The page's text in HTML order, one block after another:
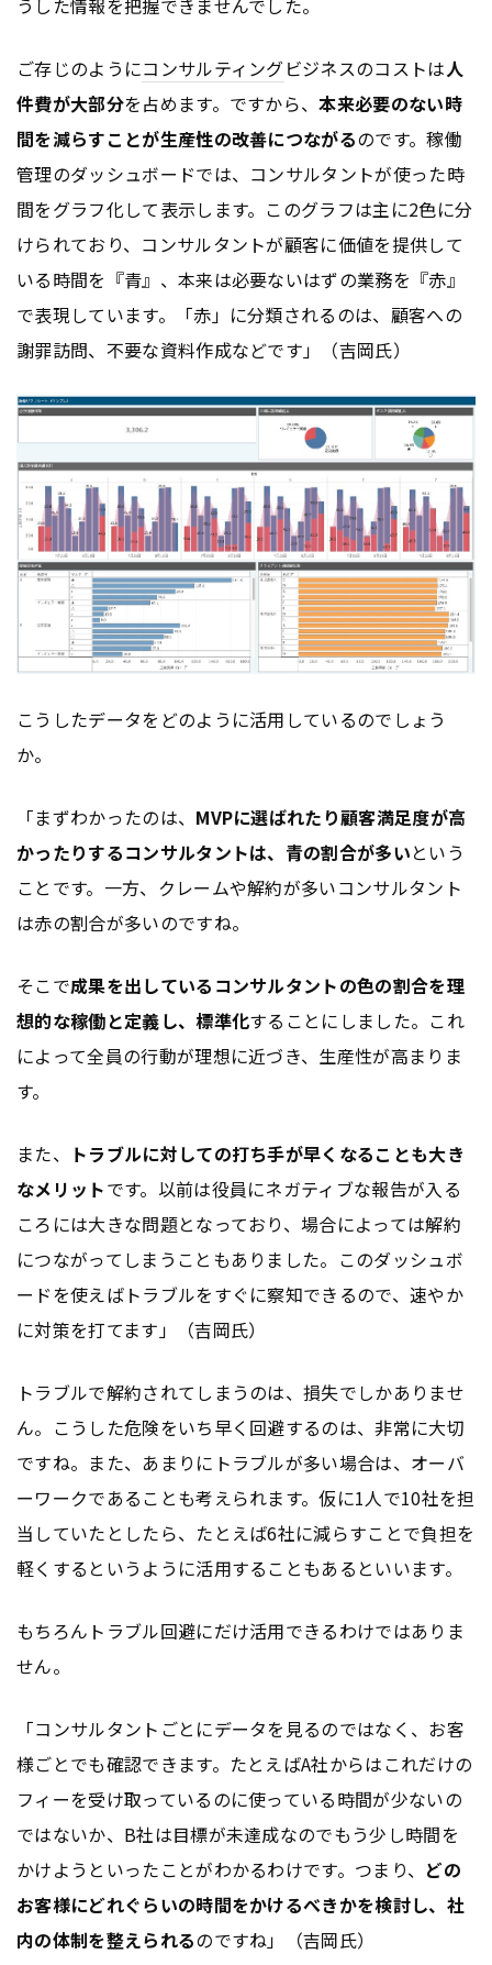
うした情報を把握できませんでした。
ご存じのようにコンサルティングビジネスのコストは人
件費が大部分を占めます。ですから、本来必要のない時
間を減らすことが生産性の改善につながるのです。稼働
管理のダッシュボードでは、コンサルタントが使った時
間をグラフ化して表示します。このグラフは主に2色に分
けられており、コンサルタントが顧客に価値を提供して
いる時間を『青』、本来は必要ないはずの業務を『赤』
で表現しています。「赤」に分類されるのは、顧客への
謝罪訪問、不要な資料作成などです」（吉岡氏）
こうしたデータをどのように活用しているのでしょう
か。
「まずわかったのは、 MVPに選ばれたり顧客満足度が高
かったりするコンサルタントは、青の割合が多いという
ことです。一方、クレームや解約が多いコンサルタント
は赤の割合が多いのですね。
そこで成果を出しているコンサルタントの色の割合を理
想的な稼働と定義し、標準化することにしました。これ
によって全員の行動が理想に近づき、生産性が高まりま
す。
また、 トラブルに対しての打ち手が早くなることも大き
なメリットです。以前は役員にネガティブな報告が入る
ころには大きな問題となっており、場合によっては解約
につながってしまうこともありました。このダッシュボ
ードを使えばトラブルをすぐに察知できるので、速やか
に対策を打てます」（吉岡氏）
トラブルで解約されてしまうのは、損失でしかありませ
ん。こうした危険をいち早く回避するのは、非常に大切
ですね。また、あまりにトラブルが多い場合は、オーバ
ーワークであることも考えられます。仮に1人で10社を担
当していたとしたら、たとえば6社に減らすことで負担を
軽くするというように活用することもあるといいます。
もちろんトラブル回避にだけ活用できるわけではありま
せん。
「コンサルタントごとにデータを見るのではなく、お客
様ごとでも確認できます。たとえばA社からはこれだけの
フィーを受け取っているのに使っている時間が少ないの
ではないか、B社は目標が未達成なのでもう少し時間を
かけようといったことがわかるわけです。つまり、 どの
お客様にどれぐらいの時間をかけるべきかを検討し、社
内の体制を整えられるのですね」（吉岡氏）